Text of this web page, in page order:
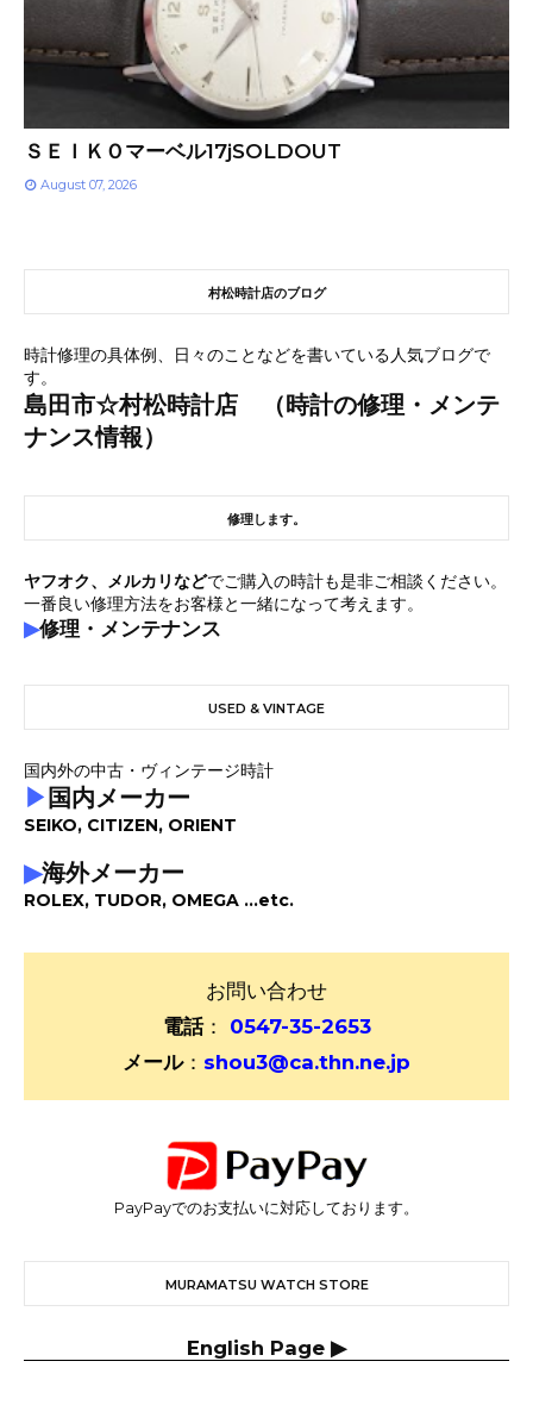
ＳＥＩＫＯマーベル17jSOLDOUT
August 07, 2026
村松時計店のブログ
時計修理の具体例、日々のことなどを書いている人気ブログで
す。
島田市☆村松時計店 （時計の修理・メンテ
ナンス情報）
修理します。
ヤフオク、メルカリなどでご購入の時計も是非ご相談ください。
一番良い修理方法をお客様と一緒になって考えます。
▶修理・メンテナンス
USED & VINTAGE
国内外の中古・ヴィンテージ時計
▶ 国内メーカー
SEIKO, CITIZEN, ORIENT
▶海外メーカー
ROLEX, TUDOR, OMEGA ...etc.
お問い合わせ
電話：
0547-35-2653
メール： shou3@ca.thn.ne.jp
PayPayでのお支払いに対応しております。
MURAMATSU WATCH STORE
English Page ▶